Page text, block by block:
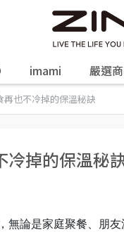
imami 嚴選
再也不冷掉的保溫秘訣
冷掉的保溫秘
無論是家庭聚餐、朋